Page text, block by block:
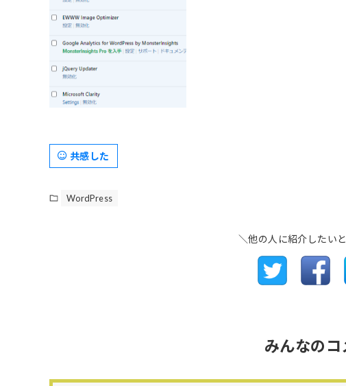
共感した
WordPress
＼他の人に紹介したい
みんなのコ